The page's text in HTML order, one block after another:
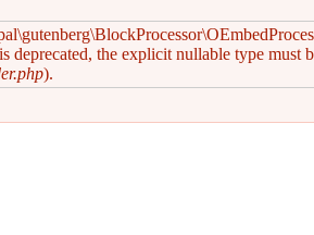
deprecated, the explicit nullable type must
).